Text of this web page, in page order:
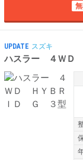
UPDATE スズキ
ハスラー ４ＷＤ